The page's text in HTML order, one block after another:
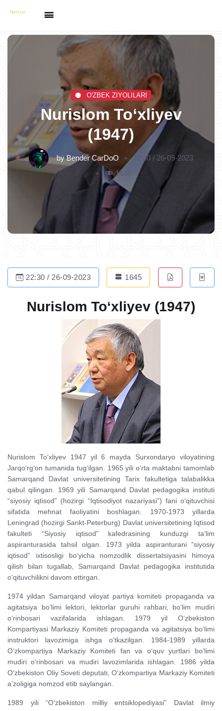
O'ZBEK ZIYOLILARI
Nurislom To‘xliyev
(1947)
byBender CarDoO
22:30 / 26-09-2023
1645
22:30 / 26-09-2023 1645
Nurislom To‘xliyev (1947)
Nurislom To‘xliyev 1947 yil 6 mayda Surxondaryo viloyatining
Jarqo‘rg‘on tumanida tug‘ilgan. 1965 yili o‘rta maktabni tamomlab
Samarqand Davlat universitetining Tarix fakultetiga talabalikka
qabul qilingan. 1969 yili Samarqand Davlat pedagogika instituti
“siyosiy iqtisod” (hozirgi “Iqtisodiyot nazariyasi”) fani o‘qituvchisi
sifatida mehnat faoliyatini boshlagan. 1970-1973 yillarda
Leningrad (hozirgi Sankt-Peterburg) Davlat universitetining Iqtisod
fakulteti “Siyosiy iqtisod” kafedrasining kunduzgi ta’lim
aspiranturasida tahsil olgan. 1973 yilda aspiranturani “siyosiy
iqtisod” ixtisosligi bo‘yicha nomzodlik dissertatsiyasini himoya
qilish bilan tugallab, Samarqand Davlat pedagogika institutida
o‘qituvchilikni davom ettirgan.
1974 yildan Samarqand viloyat partiya komiteti propaganda va
agitatsiya bo‘limi lektori, lektorlar guruhi rahbari, bo‘lim mudiri
o‘rinbosari vazifalarida ishlagan. 1979 yil O‘zbekiston
Kompartiyasi Markaziy Komiteti propaganda va agitatsiya bo‘limi
instruktori lavozimiga ishga o‘tkazilgan. 1984-1989 yillarda
O‘zkompartiya Markaziy Komiteti fan va o‘quv yurtlari bo‘limi
mudiri o‘rinbosari va mudiri lavozimlarida ishlagan. 1986 yilda
O‘zbekiston Oliy Soveti deputati, O‘zkompartiya Markaziy Komiteti
a’zoligiga nomzod etib saylangan.
1989 yili “O‘zbekiston milliy entsiklopediyasi” Davlat ilmiy